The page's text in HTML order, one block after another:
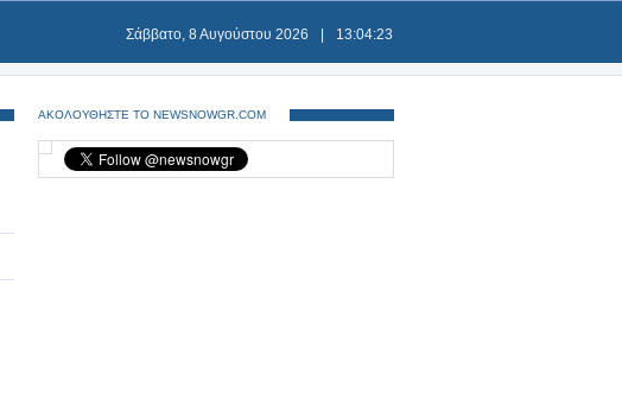
Σάββατο, 8 Αυγούστου 2026 13:04:23
ΑΚΟΛΟΥΘΗΣΤΕ ΤΟ NEWSNOWGR.COM